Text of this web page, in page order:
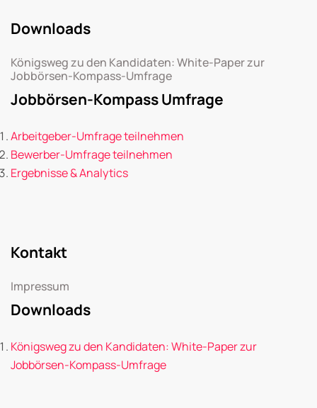
Downloads
Königsweg zu den Kandidaten: White-Paper zur
Jobbörsen-Kompass-Umfrage
Jobbörsen-Kompass Umfrage
Arbeitgeber-Umfrage teilnehmen
Bewerber-Umfrage teilnehmen
Ergebnisse & Analytics
Kontakt
Impressum
Downloads
Königsweg zu den Kandidaten: White-Paper zur
Jobbörsen-Kompass-Umfrage